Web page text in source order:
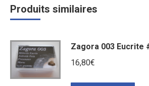
Produits similaires
Zagora 003 Eucrite
16,80€